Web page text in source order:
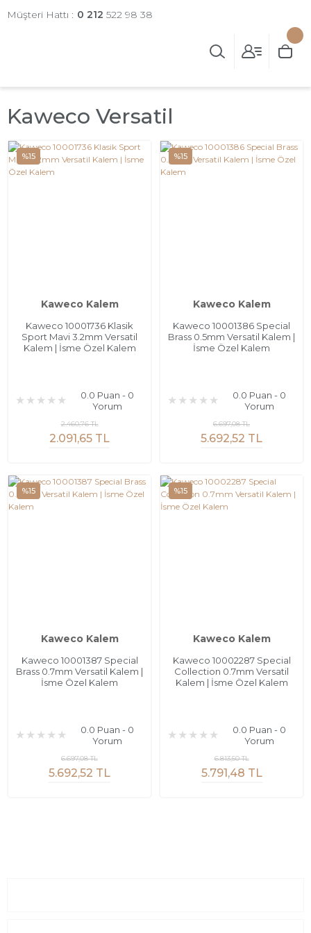
Müşteri Hattı : 0 212 522 98 38
Kaweco Versatil
%15
Kaweco Kalem
Kaweco 10001736 Klasik
Sport Mavi 3.2mm Versatil
Kalem | İsme Özel Kalem
0.0 Puan - 0
Yorum
2.091,65 TL
2.460,76 TL
%15
Kaweco Kalem
Kaweco 10001386 Special
Brass 0.5mm Versatil Kalem |
İsme Özel Kalem
0.0 Puan - 0
Yorum
5.692,52 TL
6.697,08 TL
%15
Kaweco Kalem
Kaweco 10001387 Special
Brass 0.7mm Versatil Kalem |
İsme Özel Kalem
0.0 Puan - 0
Yorum
5.692,52 TL
6.697,08 TL
%15
Kaweco Kalem
Kaweco 10002287 Special
Collection 0.7mm Versatil
Kalem | İsme Özel Kalem
0.0 Puan - 0
Yorum
5.791,48 TL
6.813,50 TL